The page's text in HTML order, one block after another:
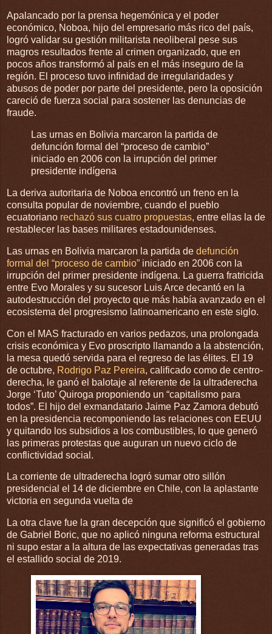
Apalancado por la prensa hegemónica y el poder
económico, Noboa, hijo del empresario más rico del país,
logró validar su gestión militarista neoliberal pese sus
magros resultados frente al crimen organizado, que en
pocos años transformó al país en el más inseguro de la
región. El proceso tuvo infinidad de irregularidades y
abusos de poder por parte del presidente, pero la oposición
careció de fuerza social para sostener las denuncias de
fraude.
Las urnas en Bolivia marcaron la partida de
defunción formal del “proceso de cambio”
iniciado en 2006 con la irrupción del primer
presidente indígena
La deriva autoritaria de Noboa encontró un freno en la
consulta popular de noviembre, cuando el pueblo
ecuatoriano rechazó sus cuatro propuestas, entre ellas la de
restablecer las bases militares estadounidenses.
Las urnas en Bolivia marcaron la partida de defunción
formal del “proceso de cambio” iniciado en 2006 con la
irrupción del primer presidente indígena. La guerra fratricida
entre Evo Morales y su sucesor Luis Arce decantó en la
autodestrucción del proyecto que más había avanzado en el
ecosistema del progresismo latinoamericano en este siglo.
Con el MAS fracturado en varios pedazos, una prolongada
crisis económica y Evo proscripto llamando a la abstención,
la mesa quedó servida para el regreso de las élites. El 19
de octubre, Rodrigo Paz Pereira, calificado como de centro-
derecha, le ganó el balotaje al referente de la ultraderecha
Jorge ‘Tuto’ Quiroga proponiendo un “capitalismo para
todos”. El hijo del exmandatario Jaime Paz Zamora debutó
en la presidencia recomponiendo las relaciones con EEUU
y quitando los subsidios a los combustibles, lo que generó
las primeras protestas que auguran un nuevo ciclo de
conflictividad social.
La corriente de ultraderecha logró sumar otro sillón
presidencial el 14 de diciembre en Chile, con la aplastante
victoria en segunda vuelta de
La otra clave fue la gran decepción que significó el gobierno
de Gabriel Boric, que no aplicó ninguna reforma estructural
ni supo estar a la altura de las expectativas generadas tras
el estallido social de 2019.